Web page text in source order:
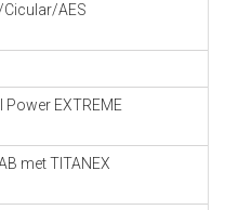
AES
EXTREME
met TITANEX